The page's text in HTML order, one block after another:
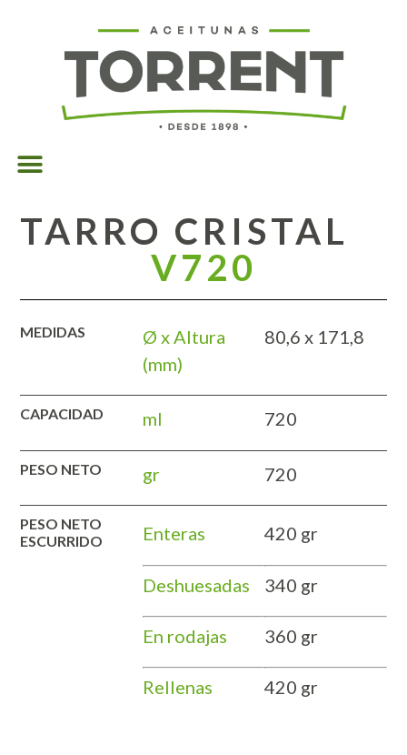
TARRO CRISTAL
V720
MEDIDAS
Ø x Altura
(mm)
80,6 x 171,8
CAPACIDAD ml 720
PESO NETO gr 720
PESO NETO
ESCURRIDO
Enteras
Deshuesadas
En rodajas
Rellenas
420 gr
340 gr
360 gr
420 gr